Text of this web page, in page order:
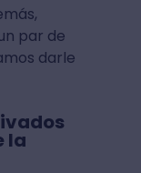
par de
darle
la